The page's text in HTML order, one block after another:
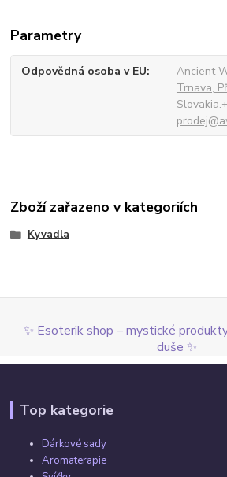
Parametry
Odpovědná osoba v EU
Ancient
Trnava,
Zboží zařazeno v kategoriích
Kyvadla
✨ Esoterik shop – mystické
duše ✨
Top kategorie
Dárkové sady
Aromaterapie